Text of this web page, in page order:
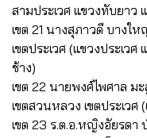
สามประเวศ แขวงทับยาว
เขต 21 นางสุภาวดี บางให
เขตประเวศ (แขวงประเว
ช้าง)
เขต 22 นายพงศ์ไพศาล ม
เขตสวนหลวง เขตประเว
เขต 23 ร.ต.อ.หญิงอัยรดา